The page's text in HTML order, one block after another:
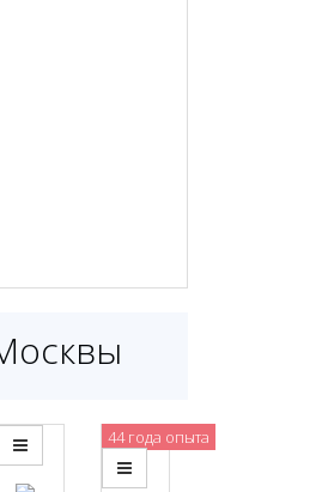
44 года опыта